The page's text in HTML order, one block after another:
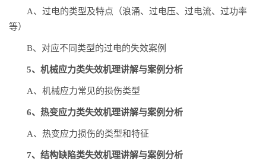
A、过电的类型及特点（浪涌、过电压、过电流、过功率
等）
B、对应不同类型的过电的失效案例
5、机械应力类失效机理讲解与案例分析
A、机械应力常见的损伤类型
6、热变应力类失效机理讲解与案例分析
A、热变应力损伤的类型和特征
7、结构缺陷类失效机理讲解与案例分析